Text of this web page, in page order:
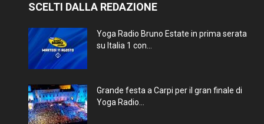
SCELTI DALLA REDAZIONE
Yoga Radio Bruno Estate in prima serata
su Italia 1 con...
Grande festa a Carpi per il gran finale di
Yoga Radio...